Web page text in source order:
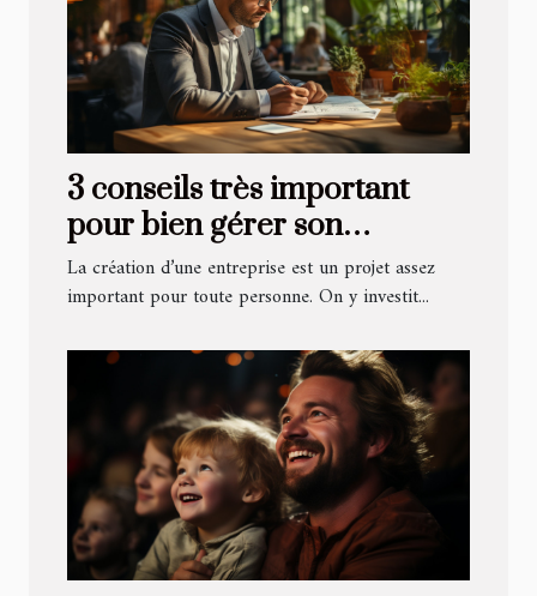
3 conseils très important
pour bien gérer son
entreprise
La création d’une entreprise est un projet assez
important pour toute personne. On y investit...